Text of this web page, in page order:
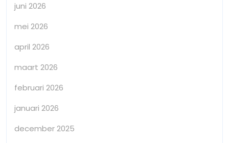
juni 2026
mei 2026
april 2026
maart 2026
februari 2026
januari 2026
december 2025